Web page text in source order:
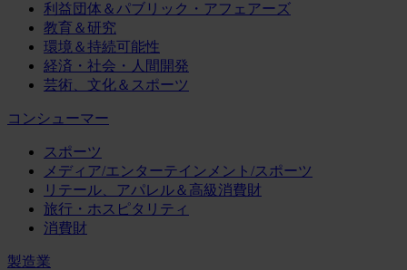
利益団体＆パブリック・アフェアーズ
教育＆研究
環境＆持続可能性
経済・社会・人間開発
芸術、文化＆スポーツ
コンシューマー
スポーツ
メディア/エンターテインメント/スポーツ
リテール、アパレル＆高級消費財
旅行・ホスピタリティ
消費財
製造業